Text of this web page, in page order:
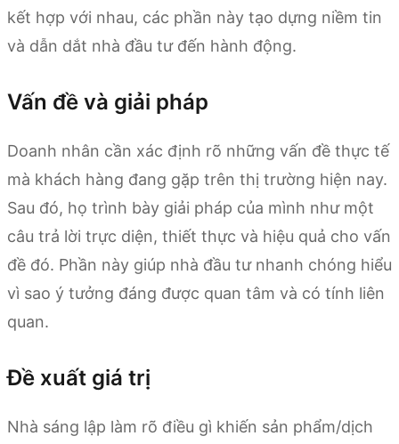
kết hợp với nhau, các phần này tạo dựng niềm tin
và dẫn dắt nhà đầu tư đến hành động.
Vấn đề và giải pháp
Doanh nhân cần xác định rõ những vấn đề thực tế
mà khách hàng đang gặp trên thị trường hiện nay.
Sau đó, họ trình bày giải pháp của mình như một
câu trả lời trực diện, thiết thực và hiệu quả cho vấn
đề đó. Phần này giúp nhà đầu tư nhanh chóng hiểu
vì sao ý tưởng đáng được quan tâm và có tính liên
quan.
Đề xuất giá trị
Nhà sáng lập làm rõ điều gì khiến sản phẩm/dịch